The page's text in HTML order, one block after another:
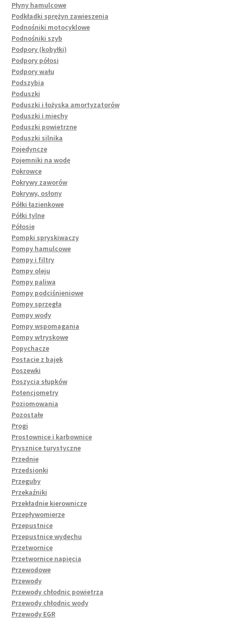
Płyny hamulcowe
Podkładki sprężyn zawieszenia
Podnośniki motocyklowe
Podnośniki szyb
Podpory (kobyłki)
Podpory półosi
Podpory wału
Podszybia
Poduszki
Poduszki i łożyska amortyzatorów
Poduszki i miechy
Poduszki powietrzne
Poduszki silnika
Pojedyncze
Pojemniki na wodę
Pokrowce
Pokrywy zaworów
Pokrywy, osłony
Półki łazienkowe
Półki tylne
Półosie
Pompki spryskiwaczy
Pompy hamulcowe
Pompy i filtry
Pompy oleju
Pompy paliwa
Pompy podciśnieniowe
Pompy sprzęgła
Pompy wody
Pompy wspomagania
Pompy wtryskowe
Popychacze
Postacie z bajek
Poszewki
Poszycia słupków
Potencjometry
Poziomowania
Pozostałe
Progi
Prostownice i karbownice
Prysznice turystyczne
Przednie
Przedsionki
Przeguby
Przekaźniki
Przekładnie kierownicze
Przepływomierze
Przepustnice
Przepustnice wydechu
Przetwornice
Przetwornice napięcia
Przewodowe
Przewody
Przewody chłodnic powietrza
Przewody chłodnic wody
Przewody EGR